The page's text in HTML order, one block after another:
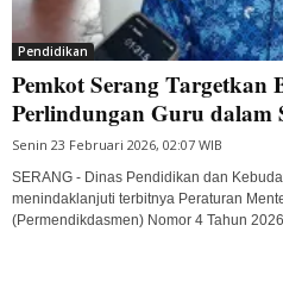
Pendidikan
Pemkot Serang Targetkan
Perlindungan Guru dalam
Senin 23 Februari 2026, 02:07 WIB
SERANG - Dinas Pendidikan dan
menindaklanjuti terbitnya Peraturan
(Permendikdasmen) Nomor 4 Tahun